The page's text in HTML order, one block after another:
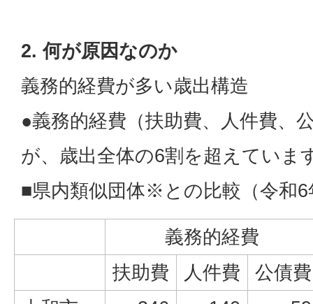
2.何が原因なのか
義務的経費が多い歳出構造
●義務的経費（扶助費、人件費、
が、歳出全体の6割を超えていま
■県内類似団体※との比較（令
義務的経費
扶助費
人件費
公債費